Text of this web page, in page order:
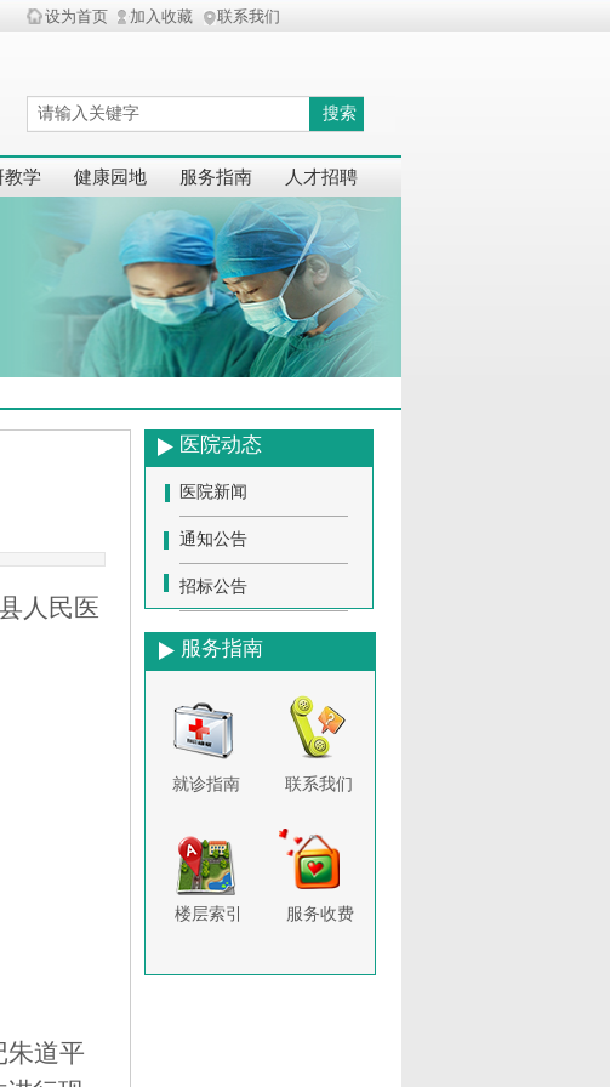
设为首页 加入收藏 联系我们
搜索
教学 健康园地 服务指南 人才招聘
人民医
朱道平
医院动态
医院新闻
通知公告
招标公告
服务指南
联系我们
就诊指南
楼层索引 服务收费